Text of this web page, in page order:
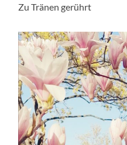
Zu Tränen gerührt